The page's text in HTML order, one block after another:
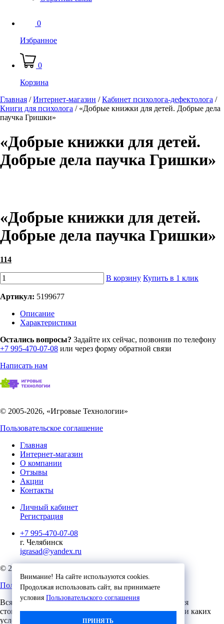
0
Избранное
0
Корзина
Главная /Интернет-магазин /Кабинет психолога-дефектолога /
Книги для психолога / «Добрые книжки для детей. Добрые дела
паучка Гришки»
«Добрые книжки для детей.
Добрые дела паучка Гришки»
«Добрые книжки для детей.
Добрые дела паучка Гришки»
114
В корзину Купить в 1 клик
Артикул: 5199677
Описание
Характеристики
Внимание! На сайте используются cookies.
Продолжая использовать сайт, вы принимаете
условия Пользовательского соглашения
ПРИНЯТЬ
Остались вопросы? Задайте их сейчас, позвонив по телефону
+7 995-470-07-08 или через форму обратной связи
Написать нам
© 2005-2026, «Игровые Технологии»
Пользовательское соглашение
Главная
Интернет-магазин
О компании
Отзывы
Акции
Контакты
Личный кабинет
Регистрация
+7 995-470-07-08
г. Челябинск
igrasad@yandex.ru
© 2023, Игровые Технологии
Пользовательское соглашение
Вся представленная на сайте информация, касающаяся
стоимости, носит информационный характер и ни при каких
условиях не является публичной офертой,